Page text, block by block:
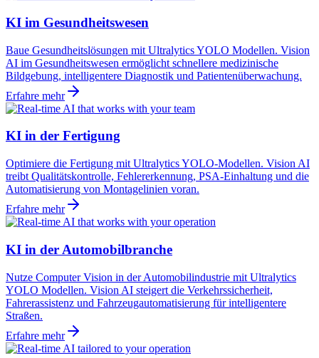
KI im Gesundheitswesen
Baue Gesundheitslösungen mit Ultralytics YOLO Modellen. Vision
AI im Gesundheitswesen ermöglicht schnellere medizinische
Bildgebung, intelligentere Diagnostik und Patientenüberwachung.
Erfahre mehr
KI in der Fertigung
Optimiere die Fertigung mit Ultralytics YOLO-Modellen. Vision AI
treibt Qualitätskontrolle, Fehlererkennung, PSA-Einhaltung und die
Automatisierung von Montagelinien voran.
Erfahre mehr
KI in der Automobilbranche
Nutze Computer Vision in der Automobilindustrie mit Ultralytics
YOLO Modellen. Vision AI steigert die Verkehrssicherheit,
Fahrerassistenz und Fahrzeugautomatisierung für intelligentere
Straßen.
Erfahre mehr